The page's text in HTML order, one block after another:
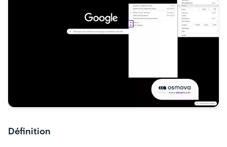
Définition